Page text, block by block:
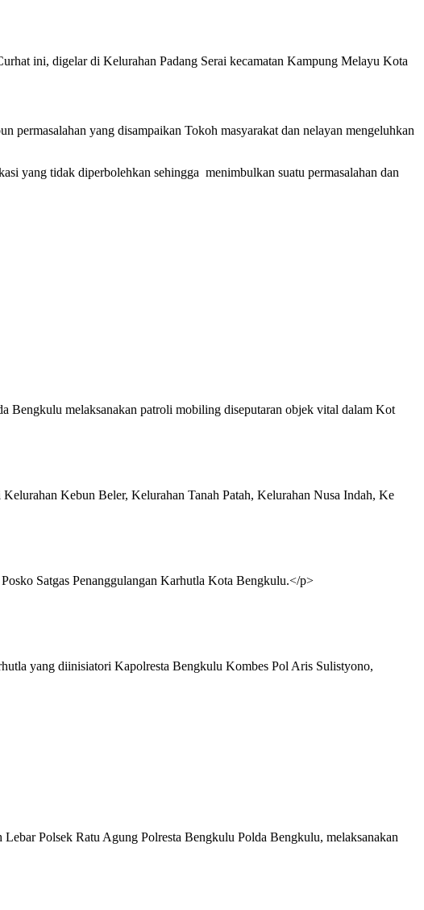
ini, digelar di Kelurahan Padang Serai kecamatan Kampung Melayu Kota
permasalahan yang disampaikan Tokoh masyarakat dan nelayan mengeluhkan
yang tidak diperbolehkan sehingga menimbulkan suatu permasalahan dan
Bengkulu melaksanakan patroli mobiling diseputaran objek vital dalam Kot
Kebun Beler, Kelurahan Tanah Patah, Kelurahan Nusa Indah, Ke
Satgas Penanggulangan Karhutla Kota Bengkulu.</p>
yang diinisiatori Kapolresta Bengkulu Kombes Pol Aris Sulistyono,
Polsek Ratu Agung Polresta Bengkulu Polda Bengkulu, melaksanakan